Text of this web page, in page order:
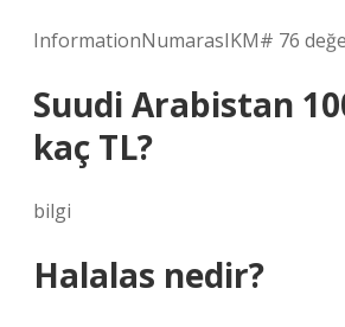
InformationNumarasIKM# 76
Suudi Arabistan
kaç TL?
bilgi
Halalas nedir?